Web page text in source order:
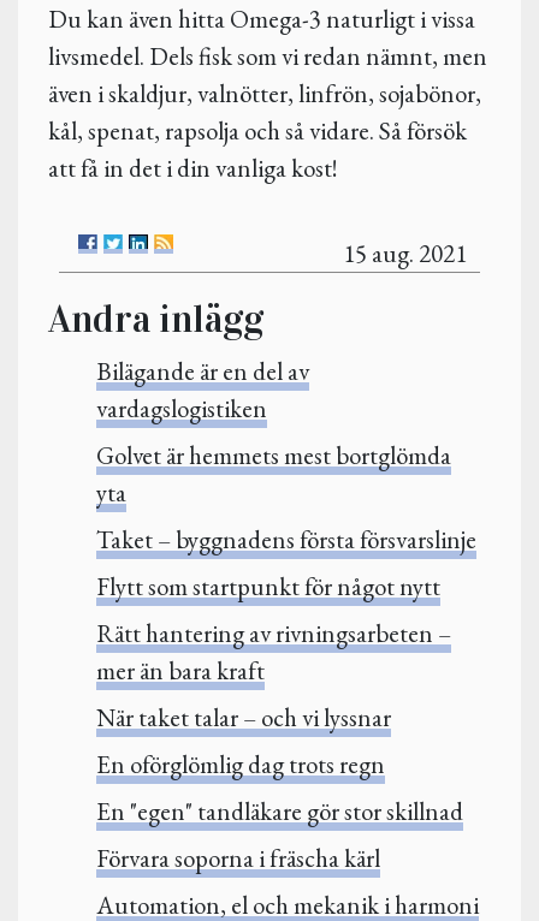
Du kan även hitta Omega-3 naturligt i vissa
livsmedel. Dels fisk som vi redan nämnt, men
även i skaldjur, valnötter, linfrön, sojabönor,
kål, spenat, rapsolja och så vidare. Så försök
att få in det i din vanliga kost!
15 aug. 2021
Andra inlägg
Bilägande är en del av
vardagslogistiken
Golvet är hemmets mest bortglömda
yta
Taket – byggnadens första försvarslinje
Flytt som startpunkt för något nytt
Rätt hantering av rivningsarbeten –
mer än bara kraft
När taket talar – och vi lyssnar
En oförglömlig dag trots regn
En "egen" tandläkare gör stor skillnad
Förvara soporna i fräscha kärl
Automation, el och mekanik i harmoni